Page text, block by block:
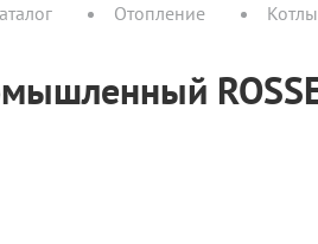
Отопление